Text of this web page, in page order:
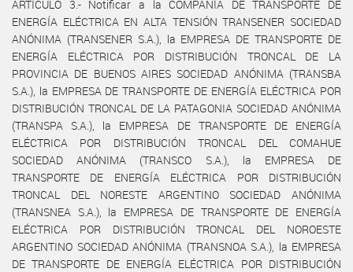
ARTÍCULO 3.- Notificar a la COMPAÑÍA DE TRANSPORTE DE
ENERGÍA ELÉCTRICA EN ALTA TENSIÓN TRANSENER SOCIEDAD
ANÓNIMA (TRANSENER S.A.), la EMPRESA DE TRANSPORTE DE
ENERGÍA ELÉCTRICA POR DISTRIBUCIÓN TRONCAL DE LA
PROVINCIA DE BUENOS AIRES SOCIEDAD ANÓNIMA (TRANSBA
S.A.), la EMPRESA DE TRANSPORTE DE ENERGÍA ELÉCTRICA POR
DISTRIBUCIÓN TRONCAL DE LA PATAGONIA SOCIEDAD ANÓNIMA
(TRANSPA S.A.), la EMPRESA DE TRANSPORTE DE ENERGÍA
ELÉCTRICA POR DISTRIBUCIÓN TRONCAL DEL COMAHUE
SOCIEDAD ANÓNIMA (TRANSCO S.A.), la EMPRESA DE
TRANSPORTE DE ENERGÍA ELÉCTRICA POR DISTRIBUCIÓN
TRONCAL DEL NORESTE ARGENTINO SOCIEDAD ANÓNIMA
(TRANSNEA S.A.), la EMPRESA DE TRANSPORTE DE ENERGÍA
ELÉCTRICA POR DISTRIBUCIÓN TRONCAL DEL NOROESTE
ARGENTINO SOCIEDAD ANÓNIMA (TRANSNOA S.A.), la EMPRESA
DE TRANSPORTE DE ENERGÍA ELÉCTRICA POR DISTRIBUCIÓN